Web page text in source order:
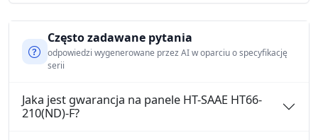
Często zadawane pytania
odpowiedzi wygenerowane przez AI w oparciu o specyfikację
serii
Jaka jest gwarancja na panele HT-SAAE HT66-
210(ND)-F?